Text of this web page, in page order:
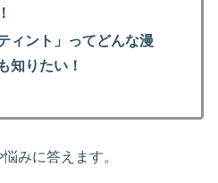
ィント」ってどんな漫
知りたい！
みに答えます。